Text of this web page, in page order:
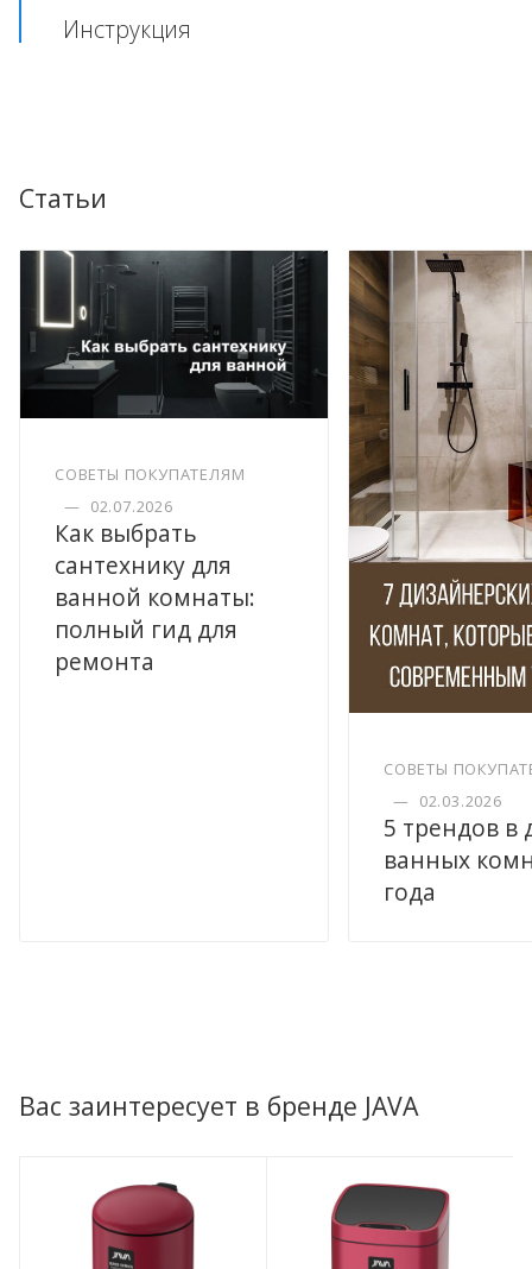
Инструкция
Статьи
СОВЕТЫ ПОКУПАТЕЛЯМ
— 02.07.2026
Как выбрать
сантехнику для
ванной комнаты:
полный гид для
ремонта
СОВЕТЫ
— 02.03.2026
5 трендов в
ванных
года
Вас заинтересует в бренде JAVA